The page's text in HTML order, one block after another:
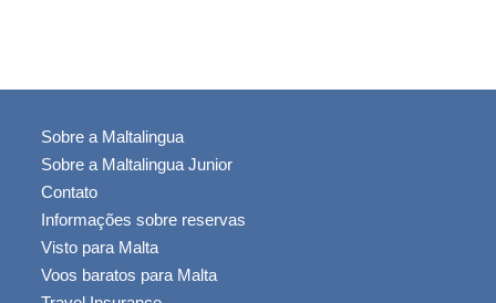
Sobre a Maltalingua
Sobre a Maltalingua Junior
Contato
Informações sobre reservas
Visto para Malta
Voos baratos para Malta